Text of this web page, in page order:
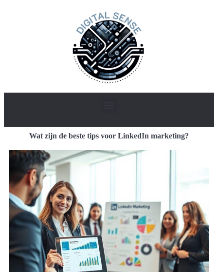
Wat zijn de beste tips voor LinkedIn marketing?